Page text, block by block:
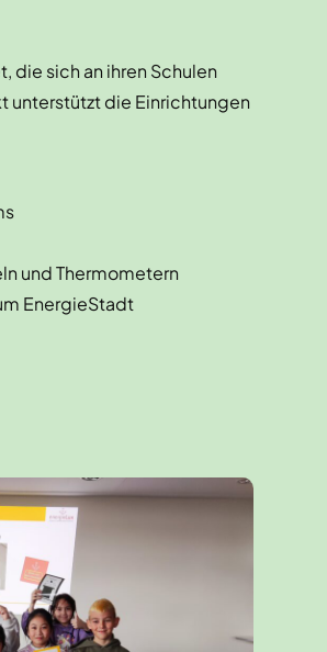
die sich an ihren Schulen
unterstützt die Einrichtungen
und Thermometern
EnergieStadt